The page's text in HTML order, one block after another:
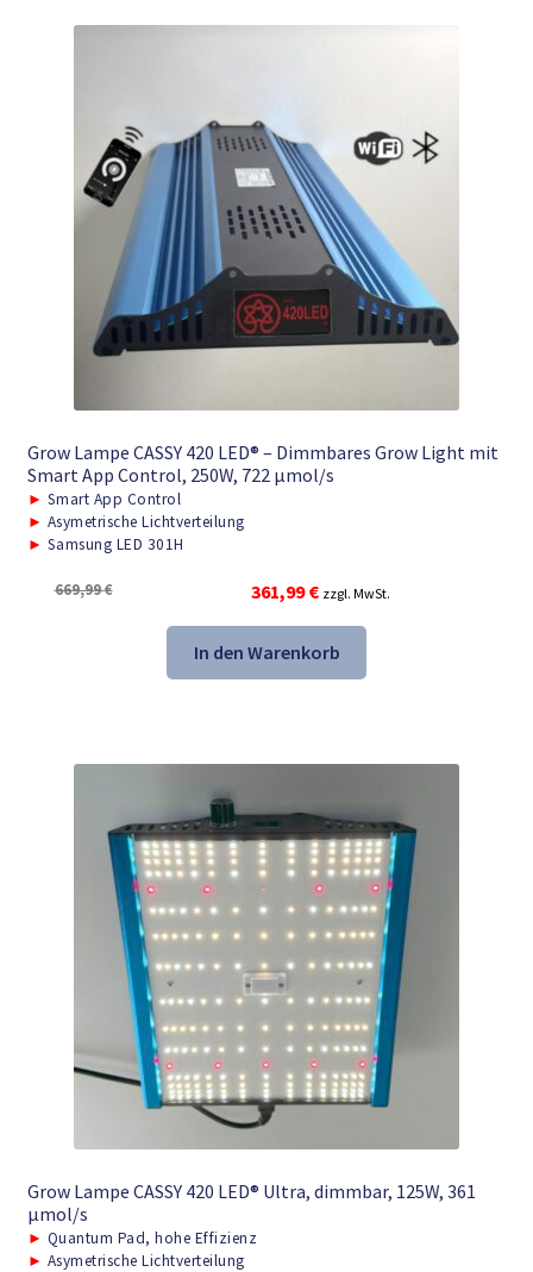
Grow Lampe CASSY 420 LED® – Dimmbares Grow Light mit
Smart App Control, 250W, 722 μmol/s
► Smart App Control
► Asymetrische Lichtverteilung
► Samsung LED 301H
669,99€
Ursprünglicher
war:
669,99 €
361,99€Aktueller
ist:
361,99 €.
zzgl. MwSt.
In den Warenkorb
Grow Lampe CASSY 420 LED® Ultra, dimmbar, 125W, 361
μmol/s
► Quantum Pad, hohe Effizienz
► Asymetrische Lichtverteilung